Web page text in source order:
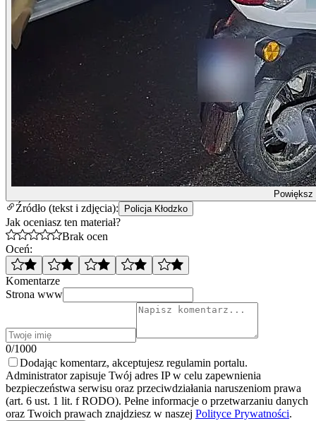
Powiększ
Źródło (tekst i zdjęcia): Policja Kłodzko
Jak oceniasz ten materiał?
Brak ocen
Oceń:
Komentarze
Strona www
0/1000
Dodając komentarz, akceptujesz regulamin portalu.
Administrator zapisuje Twój adres IP w celu zapewnienia
bezpieczeństwa serwisu oraz przeciwdziałania naruszeniom prawa
(art. 6 ust. 1 lit. f RODO). Pełne informacje o przetwarzaniu danych
oraz Twoich prawach znajdziesz w naszej Polityce Prywatności.